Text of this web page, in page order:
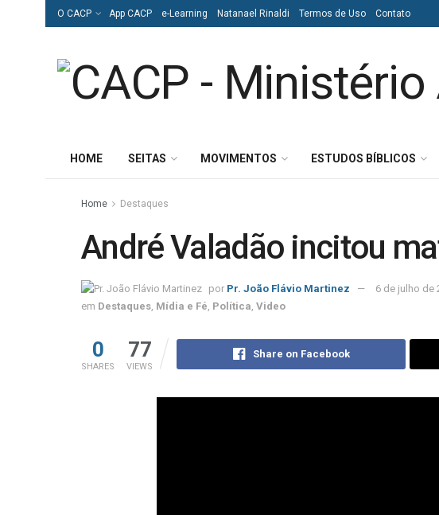
O CACP App CACP e-Learning Natanael Rinaldi Termos de Uso Contato
HOME SEITAS MOVIMENTOS ESTUDOS BÍBLICOS
Home Destaques
André Valadão incitou
por Pr. João Flávio Martinez
6 de julho de
em Destaques, Mídia e Fé, Política, Video
0
SHARES
77
VIEWS
Share on Facebook